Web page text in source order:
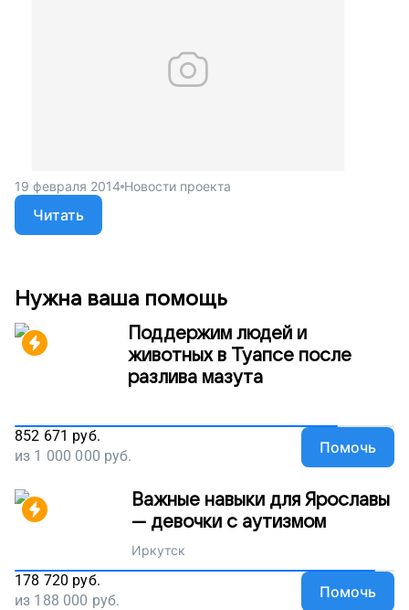
19 февраля 2014 Новости проекта
Читать
Нужна ваша помощь
Поддержим людей и
животных в Туапсе после
разлива мазута
852 671 руб.
из 1 000 000 руб. Помочь
Важные навыки для Ярославы
— девочки с аутизмом
Иркутск
178 720 руб.
из 188 000 руб. Помочь